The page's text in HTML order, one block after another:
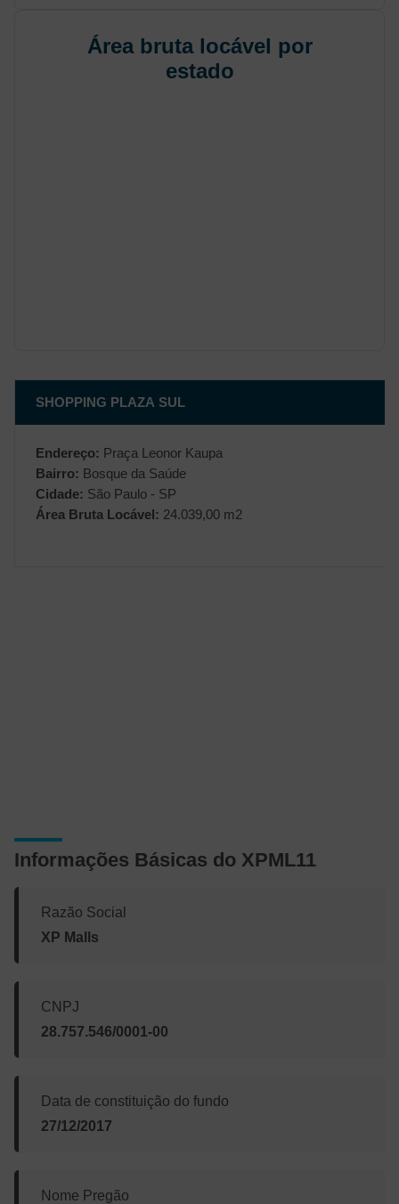
Área bruta locável por
estado
SHOPPING PLAZA SUL
Endereço: Praça Leonor Kaupa
Bairro: Bosque da Saúde
Cidade: São Paulo - SP
Área Bruta Locável: 24.039,00 m2
Informações Básicas do XPML11
Razão Social
XP Malls
CNPJ
28.757.546/0001-00
Data de constituição do fundo
27/12/2017
Nome Pregão